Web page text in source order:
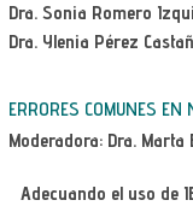
Dra. Sonia Romero
Dra. Ylenia Pérez
ERRORES COMUNES EN
Moderadora: Dra. Marta
Adecuando el uso de